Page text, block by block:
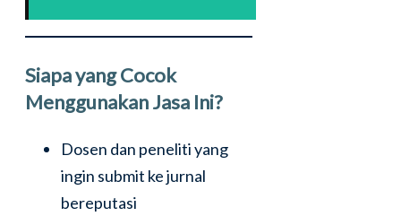
Siapa yang Cocok
Menggunakan Jasa Ini?
Dosen dan peneliti yang
ingin submit ke jurnal
bereputasi